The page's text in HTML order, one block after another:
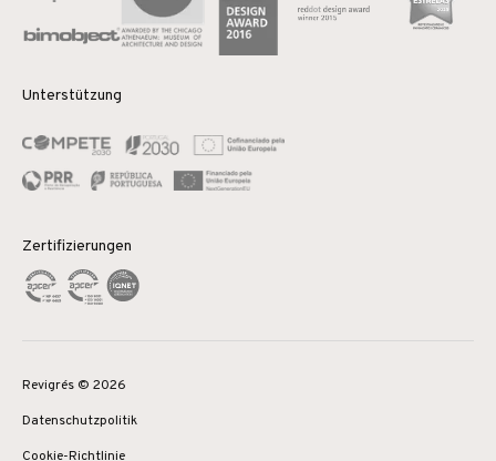
Unterstützung
Zertifizierungen
Revigrés © 2026
Datenschutzpolitik
Cookie-Richtlinie